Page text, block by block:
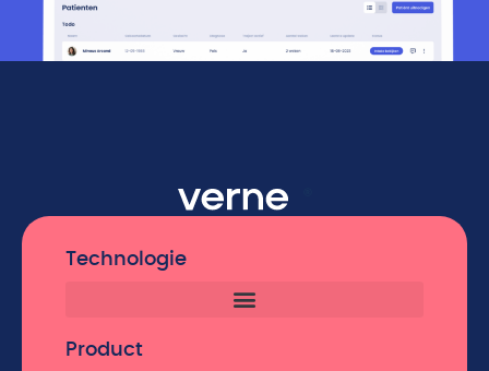
Technologie
Product